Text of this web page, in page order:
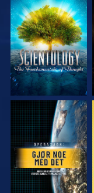
UTFORSK SERIEN
SE